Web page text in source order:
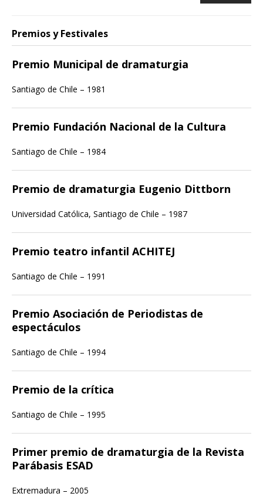
Premios y Festivales
Premio Municipal de dramaturgia
Santiago de Chile – 1981
Premio Fundación Nacional de la Cultura
Santiago de Chile – 1984
Premio de dramaturgia Eugenio Dittborn
Universidad Católica, Santiago de Chile – 1987
Premio teatro infantil ACHITEJ
Santiago de Chile – 1991
Premio Asociación de Periodistas de
espectáculos
Santiago de Chile – 1994
Premio de la crítica
Santiago de Chile – 1995
Primer premio de dramaturgia de la Revista
Parábasis ESAD
Extremadura – 2005